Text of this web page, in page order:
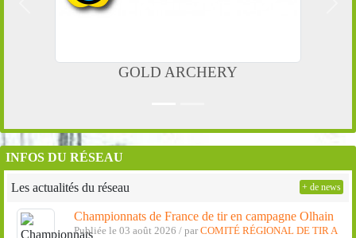
GOLD ARCHERY
Précedent
INFOS DU RÉSEAU
Les actualités du réseau
Championnats de France de tir en campagne Olhain
Publiée le 03 août 2026 / par COMITÉ RÉGIONAL DE TIR A
+ de news